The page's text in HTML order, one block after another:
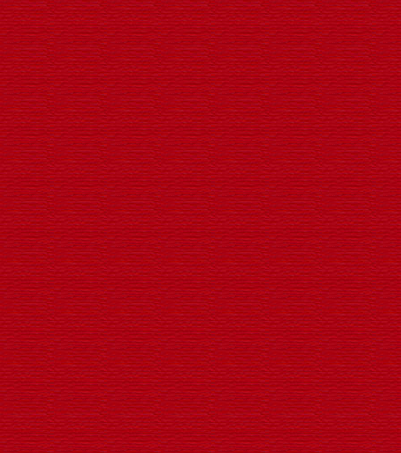
轮翻转动LED广告工程灯笼生
LED灯箱挂件
LED户外草地荷花景观灯